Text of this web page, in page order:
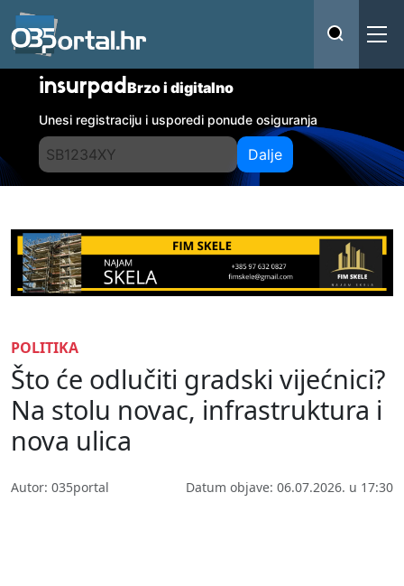
insurpadBrzo i digitalno
Unesi registraciju i usporedi ponude osiguranja
Dalje
POLITIKA
Što će odlučiti gradski vijećnici?
Na stolu novac, infrastruktura i
nova ulica
Autor: 035portal Datum objave: 06.07.2026. u 17:30